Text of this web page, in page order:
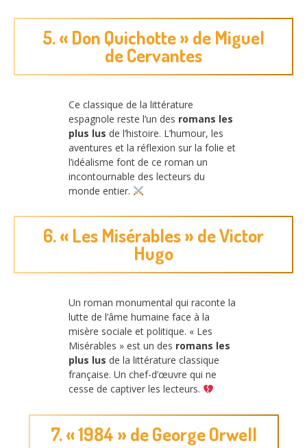
5. « Don Quichotte » de Miguel
de Cervantes
Ce classique de la littérature
espagnole reste l’un des romans les
plus lus de l’histoire. L’humour, les
aventures et la réflexion sur la folie et
l’idéalisme font de ce roman un
incontournable des lecteurs du
monde entier.
6. « Les Misérables » de Victor
Hugo
Un roman monumental qui raconte la
lutte de l’âme humaine face à la
misère sociale et politique. « Les
Misérables » est un des romans les
plus lus de la littérature classique
française. Un chef-d’œuvre qui ne
cesse de captiver les lecteurs.
7. « 1984 » de George Orwell